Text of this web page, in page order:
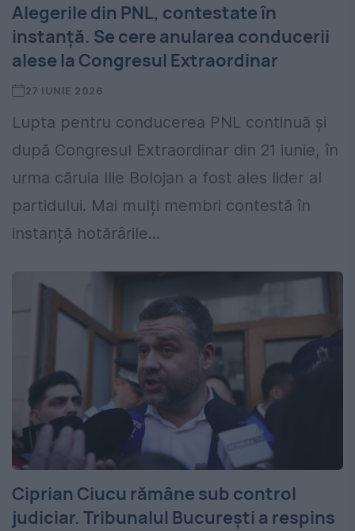
Alegerile din PNL, contestate în
instanță. Se cere anularea conducerii
alese la Congresul Extraordinar
27 IUNIE 2026
Lupta pentru conducerea PNL continuă și
după Congresul Extraordinar din 21 iunie, în
urma căruia Ilie Bolojan a fost ales lider al
partidului. Mai mulți membri contestă în
instanță hotărârile...
Ciprian Ciucu rămâne sub control
judiciar. Tribunalul București a respins